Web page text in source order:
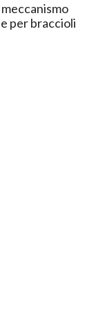
per braccioli